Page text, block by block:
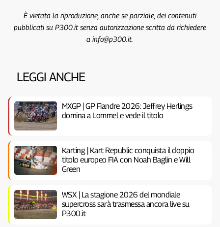
È vietata la riproduzione, anche se parziale, dei contenuti
pubblicati su P300.it senza autorizzazione scritta da richiedere
a info@p300.it.
LEGGI ANCHE
MXGP | GP Fiandre 2026: Jeffrey Herlings
domina a Lommel e vede il titolo
Karting | Kart Republic conquista il doppio
titolo europeo FIA con Noah Baglin e Will
Green
WSX | La stagione 2026 del mondiale
supercross sarà trasmessa ancora live su
P300.it